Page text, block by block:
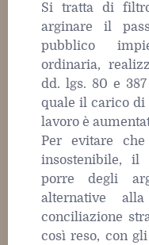
Si tratta di
arginare il
pubblico
ordinaria,
dd. lgs. 80 e
quale il carico di
lavoro è
Per evitare che
insostenibile, il
porre degli
alternative
conciliazione
così reso, con